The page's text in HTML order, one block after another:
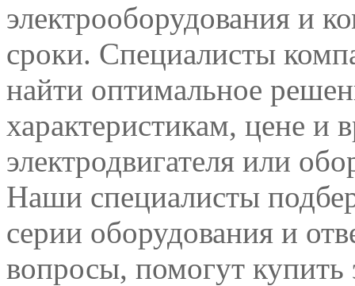
электрооборудования и
сроки. Специалисты
найти оптимальное
характеристикам, цене и
электродвигателя или
Наши специалисты
серии оборудования и
вопросы, помогут купить